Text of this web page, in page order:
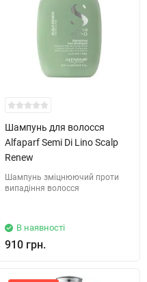
Шампунь для волосся
Alfaparf Semi Di Lino Scalp
Renew
Шампунь зміцнюючий проти
випадіння волосся
В наявності
910 грн.